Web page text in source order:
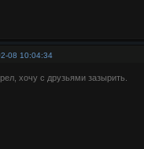
08 10:04:34
хочу с друзьями зазырить.